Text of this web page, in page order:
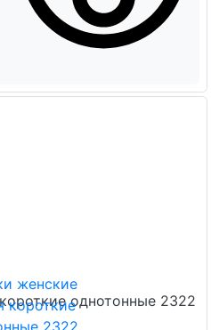
однотонные 2322